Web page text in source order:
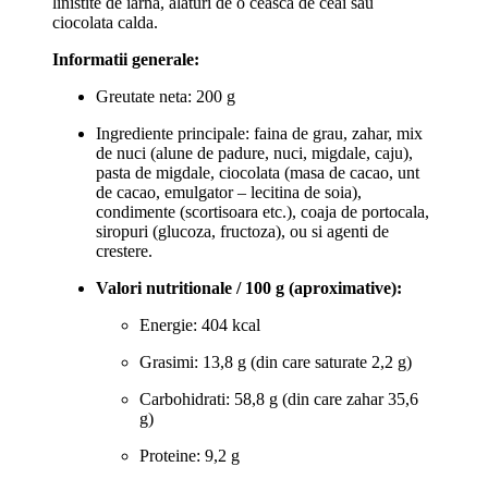
ciocolata calda.
Informatii generale:
Greutate neta: 200 g
Ingrediente principale: faina de grau, zahar, mix
de nuci (alune de padure, nuci, migdale, caju),
pasta de migdale, ciocolata (masa de cacao, unt
de cacao, emulgator – lecitina de soia),
condimente (scortisoara etc.), coaja de portocala,
siropuri (glucoza, fructoza), ou si agenti de
crestere.
Valori nutritionale / 100 g (aproximative):
Energie: 404 kcal
Grasimi: 13,8 g (din care saturate 2,2 g)
Carbohidrati: 58,8 g (din care zahar 35,6
g)
Proteine: 9,2 g